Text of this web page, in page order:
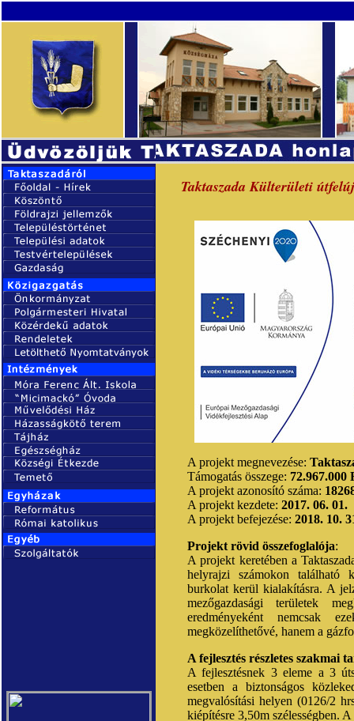
Taktaszada Külterületi
A projekt megnevezése:
Támogatás összege: 72.967.000
A projekt azonosító száma:
A projekt kezdete: 2017. 06. 01.
A projekt befejezése: 2018. 10.
Projekt rövid összefoglalója:
A projekt keretében a
helyrajzi számokon található
burkolat kerül kialakításra. A
mezőgazdasági területek
eredményeként nemcsak
megközelíthetővé, hanem a
A fejlesztés részletes szakmai
A fejlesztésnek 3 eleme a 3
esetben a biztonságos
megvalósítási helyen (0126/2
kiépítésre 3,50m szélességben.